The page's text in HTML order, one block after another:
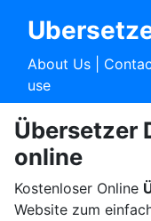
About Us|
use
Übersetzer
online
Kostenloser Online
Website zum